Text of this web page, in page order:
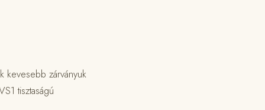
kevesebb zárványuk
tisztaságú